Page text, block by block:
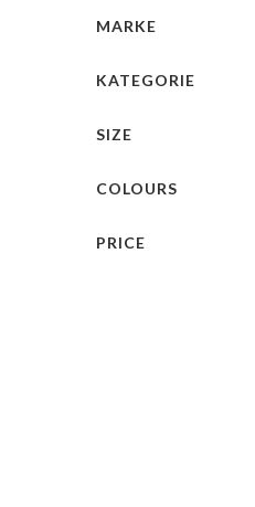
MARKE
KATEGORIE
SIZE
COLOURS
PRICE